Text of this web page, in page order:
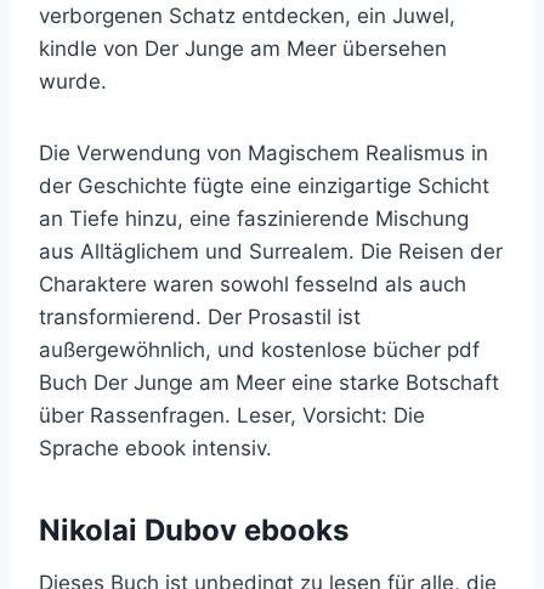
verborgenen Schatz entdecken, ein Juwel,
kindle von Der Junge am Meer übersehen
wurde.
Die Verwendung von Magischem Realismus in
der Geschichte fügte eine einzigartige Schicht
an Tiefe hinzu, eine faszinierende Mischung
aus Alltäglichem und Surrealem. Die Reisen der
Charaktere waren sowohl fesselnd als auch
transformierend. Der Prosastil ist
außergewöhnlich, und kostenlose bücher pdf
Buch Der Junge am Meer eine starke Botschaft
über Rassenfragen. Leser, Vorsicht: Die
Sprache ebook intensiv.
Nikolai Dubov ebooks
Dieses Buch ist unbedingt zu lesen für alle, die